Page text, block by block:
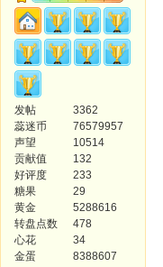
发帖
3362
蕊迷币
76579957
声望
10514
贡献值
132
好评度
233
糖果
29
黄金
5288616
转盘点数
478
心花
34
金蛋
8388607